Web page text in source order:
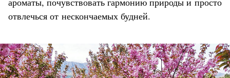
отвлечься от нескончаемых будней.